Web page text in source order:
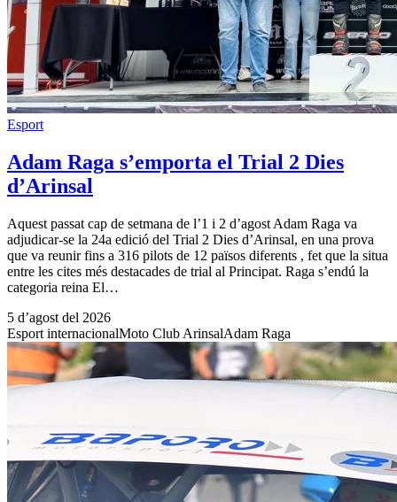
Esport
Adam Raga s’emporta el Trial 2 Dies
d’Arinsal
Aquest passat cap de setmana de l’1 i 2 d’agost Adam Raga va
adjudicar-se la 24a edició del Trial 2 Dies d’Arinsal, en una prova
que va reunir fins a 316 pilots de 12 països diferents , fet que la situa
entre les cites més destacades de trial al Principat. Raga s’endú la
categoria reina El…
5 d’agost del 2026
Esport internacionalMoto Club ArinsalAdam Raga